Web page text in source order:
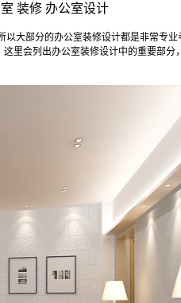
装修 办公室设计
部分的办公室装修设计都是非常专业
里会列出办公室装修设计中的重要部分